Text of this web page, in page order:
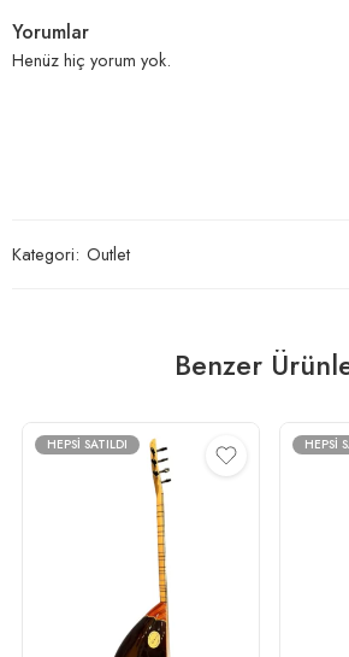
Yorumlar
Henüz hiç yorum yok.
Kategori: Outlet
Benzer
HEPSI SATILDI HEPSI